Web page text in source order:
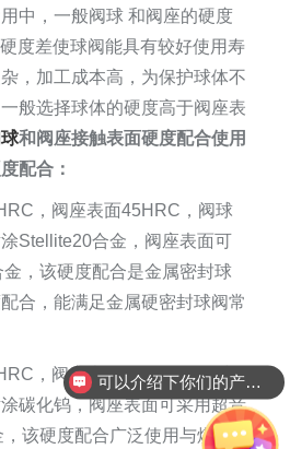
中，一般阀球 和阀座的硬度
度差使球阀能具有较好使用寿
，加工成本高，为保护球体不
般选择球体的硬度高于阀座表
和阀座接触表面硬度配合使用
配合：
，阀座表面45HRC，阀球
Stellite20合金，阀座表面可
，该硬度配合是金属密封球
合，能满足金属硬密封球阀常
，阀座表面58HRC，阀球
碳化钨，阀座表面可采用超音
该硬度配合广泛使用与煤化
可以介绍下你们的产品么